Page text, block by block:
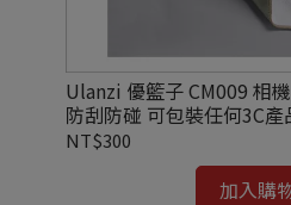
Ulanzi 優籃子 CM009 相
防刮防碰 可包裝任何3C產
NT$300
加入購